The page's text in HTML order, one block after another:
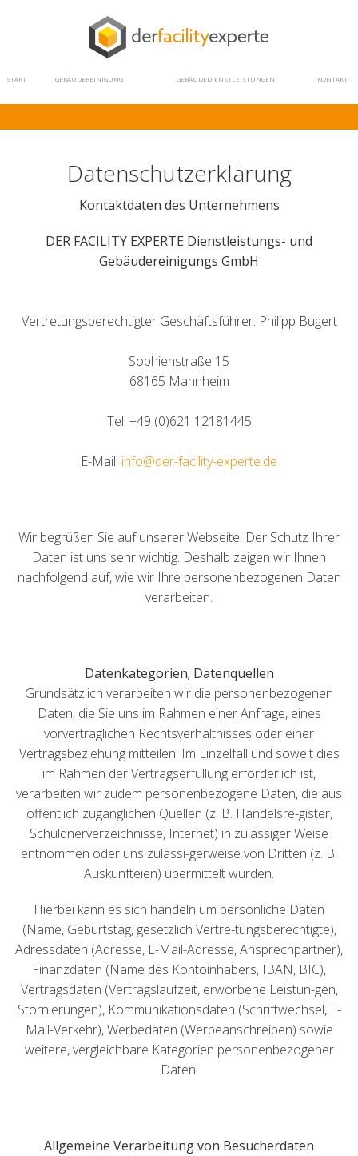
DER
FACILITY
EXPERTE
DIENSTLEISTUNGS-
GMBH
START GEBÄUDEREINIGUNG GEBÄUDEDIENSTLEISTUNGEN KONTAKT
Datenschutzerklärung
Kontaktdaten des Unternehmens
DER FACILITY EXPERTE Dienstleistungs- und
Gebäudereinigungs GmbH
Vertretungsberechtigter Geschäftsführer: Philipp Bugert
Sophienstraße 15
68165 Mannheim
Tel: +49 (0)621 12181445
E-Mail: info@der-facility-experte.de
Wir begrüßen Sie auf unserer Webseite. Der Schutz Ihrer
Daten ist uns sehr wichtig. Deshalb zeigen wir Ihnen
nachfolgend auf, wie wir Ihre personenbezogenen Daten
verarbeiten.
Datenkategorien; Datenquellen
Grundsätzlich verarbeiten wir die personenbezogenen
Daten, die Sie uns im Rahmen einer Anfrage, eines
vorvertraglichen Rechtsverhältnisses oder einer
Vertragsbeziehung mitteilen. Im Einzelfall und soweit dies
im Rahmen der Vertragserfüllung erforderlich ist,
verarbeiten wir zudem personenbezogene Daten, die aus
öffentlich zugänglichen Quellen (z. B. Handelsre-gister,
Schuldnerverzeichnisse, Internet) in zulässiger Weise
entnommen oder uns zulässi-gerweise von Dritten (z. B.
Auskunfteien) übermittelt wurden.
Hierbei kann es sich handeln um persönliche Daten
(Name, Geburtstag, gesetzlich Vertre-tungsberechtigte),
Adressdaten (Adresse, E-Mail-Adresse, Ansprechpartner),
Finanzdaten (Name des Kontoinhabers, IBAN, BIC),
Vertragsdaten (Vertragslaufzeit, erworbene Leistun-gen,
Stornierungen), Kommunikationsdaten (Schriftwechsel, E-
Mail-Verkehr), Werbedaten (Werbeanschreiben) sowie
weitere, vergleichbare Kategorien personenbezogener
Daten.
Allgemeine Verarbeitung von Besucherdaten